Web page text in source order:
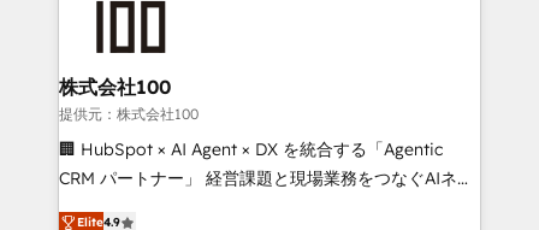
and build AI-powered workflows that drive adoption
from week one, in your time zone. What we do ➤
Onboarding: Live in weeks, with workflows built
around your business, not a template. ➤ Migration:
Move from any legacy CRM. Zero downtime, full data
株式会社100
提供元：株式会社100
🏢 HubSpot × AI Agent × DX を統合する「Agentic
CRM パートナー」 経営課題と現場業務をつなぐAIネイ
ティブ・エージェンシーとして、HubSpot Eliteの実装
Elite4.9